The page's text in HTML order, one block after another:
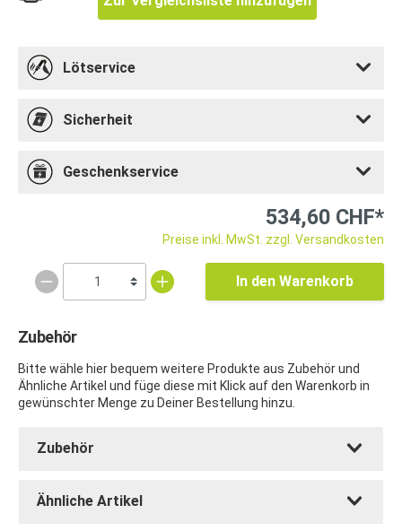
Lötservice
Sicherheit
Geschenkservice
534,60 CHF*
Preise inkl. MwSt. zzgl. Versandkosten
In den Warenkorb
Zubehör
Bitte wähle hier bequem weitere Produkte aus Zubehör und
Ähnliche Artikel und füge diese mit Klick auf den Warenkorb in
gewünschter Menge zu Deiner Bestellung hinzu.
Zubehör
Ähnliche Artikel